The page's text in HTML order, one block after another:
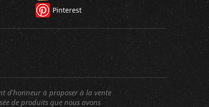
Pinterest
d'honneur à proposer à la vente
de produits que nous avons